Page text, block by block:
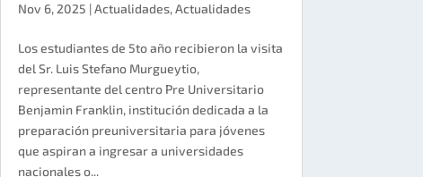
Nov 6, 2025 |Actualidades,Actualidades
Los estudiantes de 5to año recibieron la visita
del Sr. Luis Stefano Murgueytio,
representante del centro Pre Universitario
Benjamin Franklin, institución dedicada a la
preparación preuniversitaria para jóvenes
que aspiran a ingresar a universidades
nacionales o...